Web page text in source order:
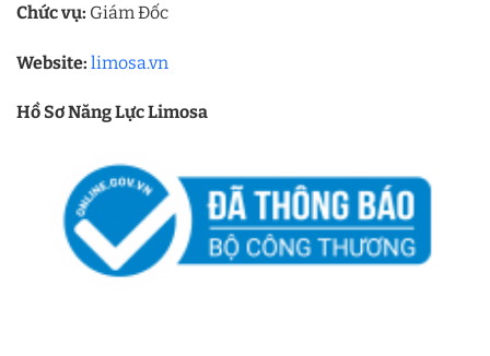
Chức vụ: Giám Đốc
Website: limosa.vn
Hồ Sơ Năng Lực Limosa